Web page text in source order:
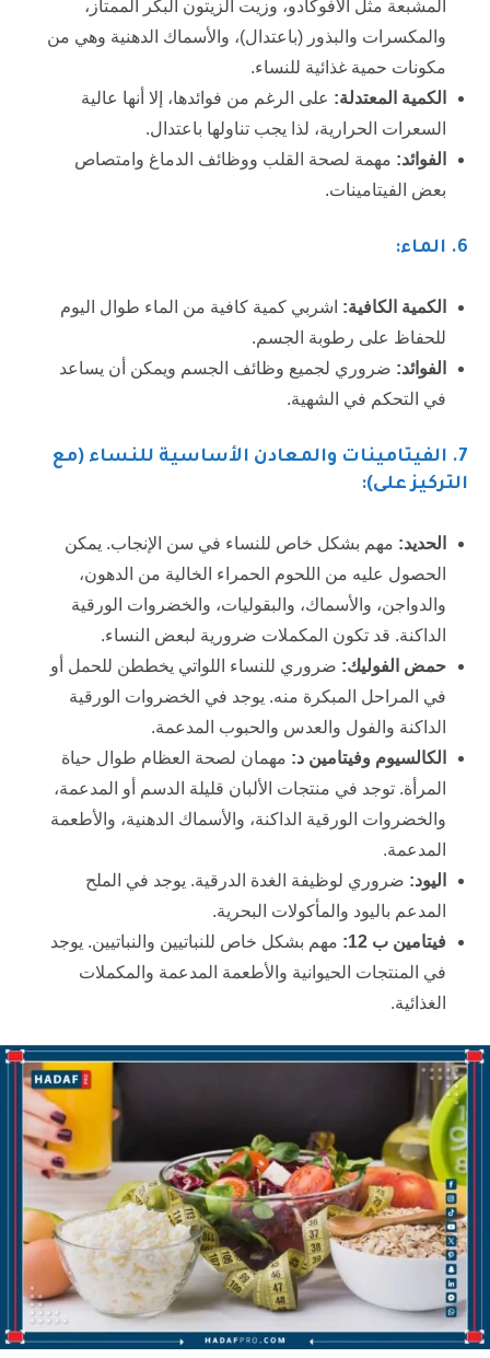
المشبعة مثل الأفوكادو، وزيت الزيتون البكر الممتاز،
والمكسرات والبذور (باعتدال)، والأسماك الدهنية وهي من
مكونات حمية غذائية للنساء.
الكمية المعتدلة: على الرغم من فوائدها، إلا أنها عالية
السعرات الحرارية، لذا يجب تناولها باعتدال.
الفوائد: مهمة لصحة القلب ووظائف الدماغ وامتصاص
بعض الفيتامينات.
6. الماء:
الكمية الكافية: اشربي كمية كافية من الماء طوال اليوم
للحفاظ على رطوبة الجسم.
الفوائد: ضروري لجميع وظائف الجسم ويمكن أن يساعد
في التحكم في الشهية.
7.
الفيتامينات والمعادن الأساسية للنساء (مع
التركيز على):
الحديد: مهم بشكل خاص للنساء في سن الإنجاب. يمكن
الحصول عليه من اللحوم الحمراء الخالية من الدهون،
والدواجن، والأسماك، والبقوليات، والخضروات الورقية
الداكنة. قد تكون المكملات ضرورية لبعض النساء.
حمض الفوليك: ضروري للنساء اللواتي يخططن للحمل أو
في المراحل المبكرة منه. يوجد في الخضروات الورقية
الداكنة والفول والعدس والحبوب المدعمة.
الكالسيوم وفيتامين د: مهمان لصحة العظام طوال حياة
المرأة. توجد في منتجات الألبان قليلة الدسم أو المدعمة،
والخضروات الورقية الداكنة، والأسماك الدهنية، والأطعمة
المدعمة.
اليود: ضروري لوظيفة الغدة الدرقية. يوجد في الملح
المدعم باليود والمأكولات البحرية.
فيتامين ب 12:
مهم بشكل خاص للنباتيين والنباتيين. يوجد
في المنتجات الحيوانية والأطعمة المدعمة والمكملات
الغذائية.